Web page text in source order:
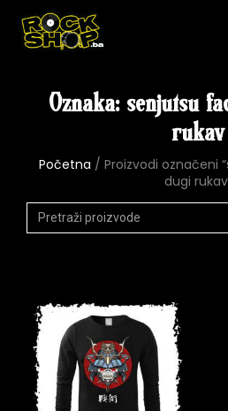
Oznaka: senjutsu
rukav
Početna / Proizvodi označeni
dugi